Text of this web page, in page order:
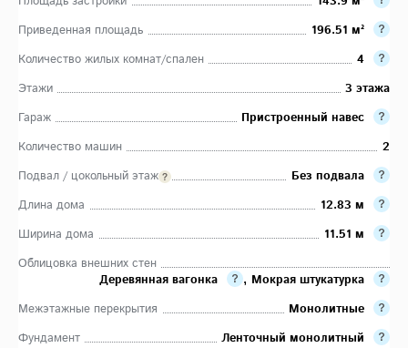
Приведенная площадь
196.51 м²
Количество жилых комнат/спален
4
Этажи
3 этажа
Гараж
Пристроенный навес
Количество машин
2
Подвал / цокольный этаж
Без подвала
Длина дома
12.83 м
Ширина дома
11.51 м
Облицовка внешних стен
Деревянная вагонка
, Мокрая штукатурка
Межэтажные перекрытия
Монолитные
Фундамент
Ленточный монолитный